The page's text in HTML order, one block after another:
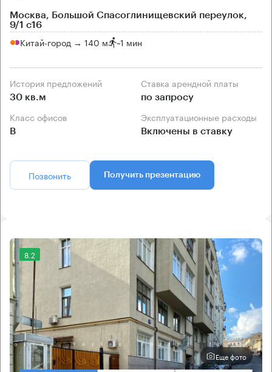
Москва, Большой Спасоглинищевский переулок,
9/1 с16
Китай-город → 140 м ~1 мин
История предложений
30 кв.м
Ставка арендной платы
по запросу
Класс офисов
B
Эксплуатационные расходы
Включены в ставку
Позвонить Получить презентацию
8.2
Еще фото